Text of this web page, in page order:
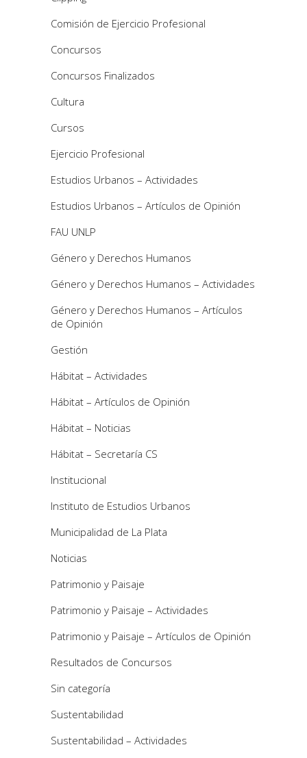
Comisión de Ejercicio Profesional
Concursos
Concursos Finalizados
Cultura
Cursos
Ejercicio Profesional
Estudios Urbanos – Actividades
Estudios Urbanos – Artículos de Opinión
FAU UNLP
Género y Derechos Humanos
Género y Derechos Humanos – Actividades
Género y Derechos Humanos – Artículos
de Opinión
Gestión
Hábitat – Actividades
Hábitat – Artículos de Opinión
Hábitat – Noticias
Hábitat – Secretaría CS
Institucional
Instituto de Estudios Urbanos
Municipalidad de La Plata
Noticias
Patrimonio y Paisaje
Patrimonio y Paisaje – Actividades
Patrimonio y Paisaje – Artículos de Opinión
Resultados de Concursos
Sin categoría
Sustentabilidad
Sustentabilidad – Actividades